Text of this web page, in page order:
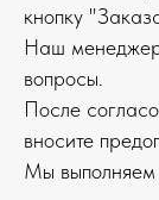
кнопку
Наш менеджер
вопросы.
После
вносите
Мы выполняем